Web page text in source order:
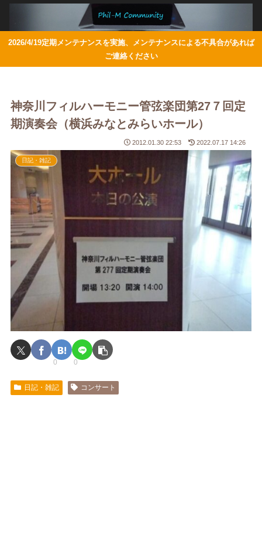
2026/4/19定期メンテナンスを実施、メンテナンスによる不具合があれば
ご連絡ください
神奈川フィルハーモニー管弦楽団第27７回定
期演奏会（横浜みなとみらいホール）
2012.01.30 22:53 2022.07.17 14:26
日記・雑記
0 0
日記・雑記 コンサート